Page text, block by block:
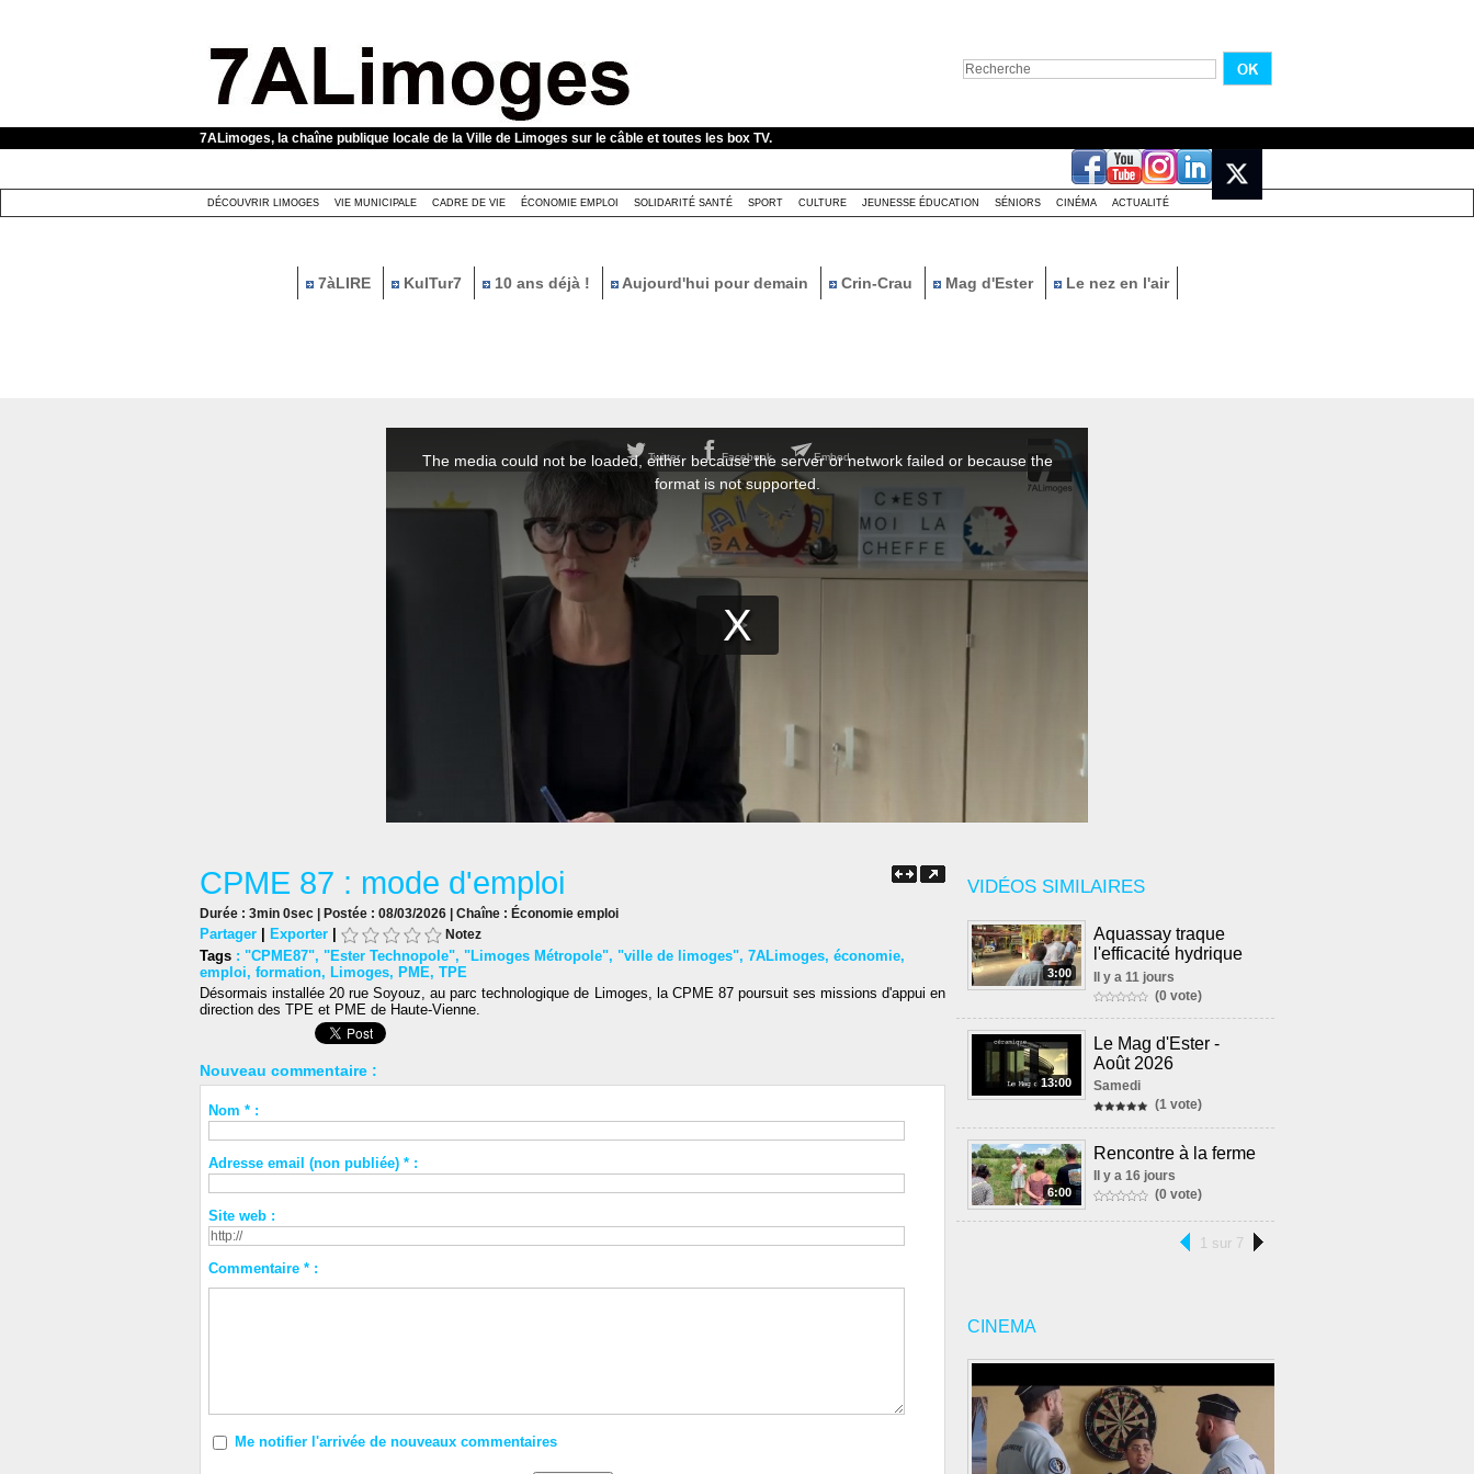
7ALimoges, la chaîne publique locale de la Ville de Limoges sur le câble et toutes les box TV.
DÉCOUVRIR LIMOGES VIE MUNICIPALE CADRE DE VIE ÉCONOMIE EMPLOI SOLIDARITÉ SANTÉ SPORT CULTURE JEUNESSE ÉDUCATION SÉNIORS CINÉMA ACTUALITÉ
7àLIRE KulTur7 10 ans déjà ! Aujourd'hui pour demain Crin-Crau Mag d'Ester Le nez en l'air
VIDÉOS SIMILAIRES
3:00
Aquassay traque
l'efficacité hydrique
Il y a 11 jours
(0 vote)
13:00
Le Mag d'Ester -
Août 2026
Samedi
(1 vote)
6:00
Rencontre à la ferme
Il y a 16 jours
(0 vote)
1 sur 7
CINEMA
CPME 87 : mode d'emploi
Durée : 3min 0sec | Postée : 08/03/2026 | Chaîne : Économie emploi
Partager | Exporter | Notez
Tags : "CPME87", "Ester Technopole", "Limoges Métropole", "ville de limoges", 7ALimoges, économie,
emploi, formation, Limoges, PME, TPE
Désormais installée 20 rue Soyouz, au parc technologique de Limoges, la CPME 87 poursuit ses missions d'appui en
direction des TPE et PME de Haute-Vienne.
Nouveau commentaire :
Nom * :
Adresse email (non publiée) * :
Site web :
Commentaire * :
Me notifier l'arrivée de nouveaux commentaires